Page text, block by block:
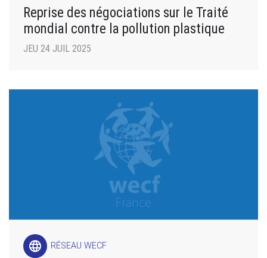
Reprise des négociations sur le Traité
mondial contre la pollution plastique
JEU 24 JUIL 2025
language RÉSEAU WECF